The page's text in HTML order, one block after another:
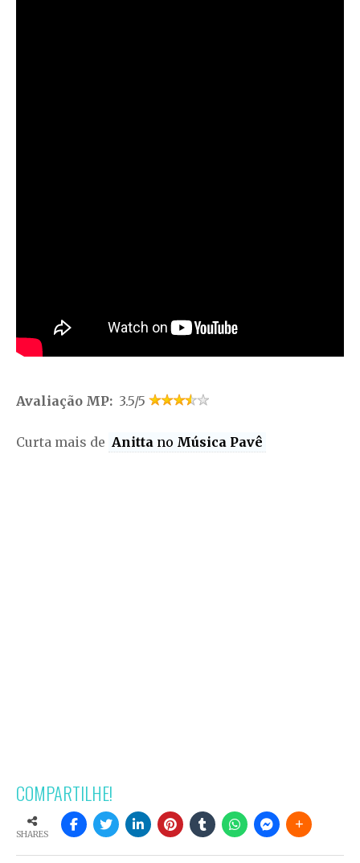
Avaliação MP: 3.5/5
Curta mais de Anitta no Música Pavê
COMPARTILHE!
SHARES